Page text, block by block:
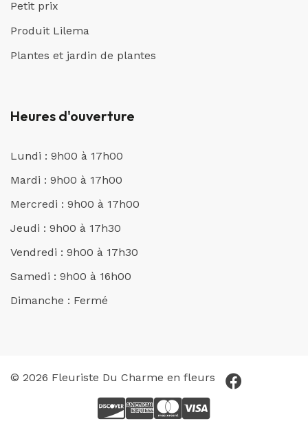
Petit prix
Produit Lilema
Plantes et jardin de plantes
Heures d'ouverture
Lundi : 9h00 à 17h00
Mardi : 9h00 à 17h00
Mercredi : 9h00 à 17h00
Jeudi : 9h00 à 17h30
Vendredi : 9h00 à 17h30
Samedi : 9h00 à 16h00
Dimanche : Fermé
© 2026 Fleuriste Du Charme en fleurs